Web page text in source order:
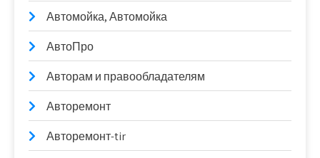
Автомойка, Автомойка
АвтоПро
Авторам и правообладателям
Авторемонт
Авторемонт-tir